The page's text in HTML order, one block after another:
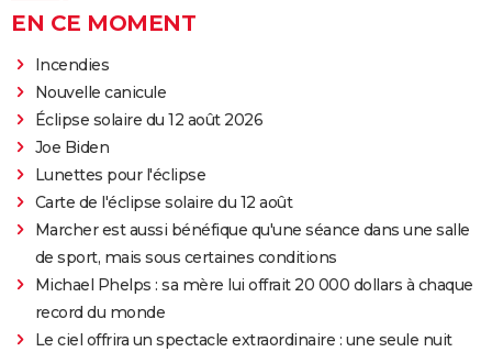
EN CE MOMENT
Incendies
Nouvelle canicule
Éclipse solaire du 12 août 2026
Joe Biden
Lunettes pour l'éclipse
Carte de l'éclipse solaire du 12 août
Marcher est aussi bénéfique qu'une séance dans une salle
de sport, mais sous certaines conditions
Michael Phelps : sa mère lui offrait 20 000 dollars à chaque
record du monde
Le ciel offrira un spectacle extraordinaire : une seule nuit